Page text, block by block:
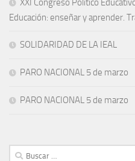
XXI Congreso Político
Educación: enseñar y aprender.
SOLIDARIDAD DE LA IEAL
PARO NACIONAL 5 de marzo
PARO NACIONAL 5 de marzo
Buscar: